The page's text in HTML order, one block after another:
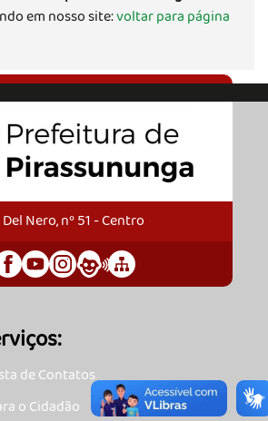
em nosso site:voltar para página
Nero, nº 51 - Centro
de Contatos
o Cidadão